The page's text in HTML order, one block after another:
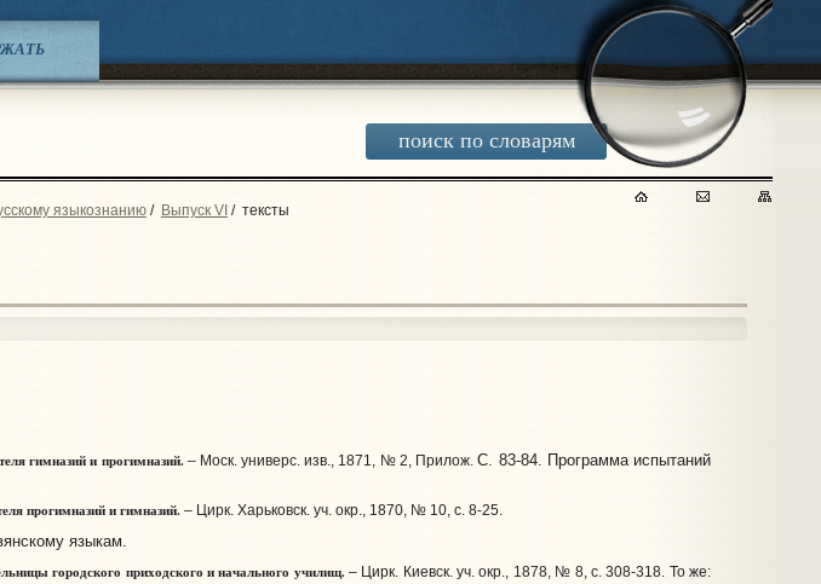
поиск по словарям
языкознанию/ Выпуск VI / тексты
гимназий и прогимназий. – Моск. универс. изв., 1871, № 2, Прилож.С. 83-84. Программа испытаний
прогимназий и гимназий.– Цирк. Харьковск. уч. окр., 1870, № 10, с. 8-25.
языкам.
городского приходского и начального училищ.– Цирк. Киевск. уч. окр., 1878, № 8, с. 308-318. То же: